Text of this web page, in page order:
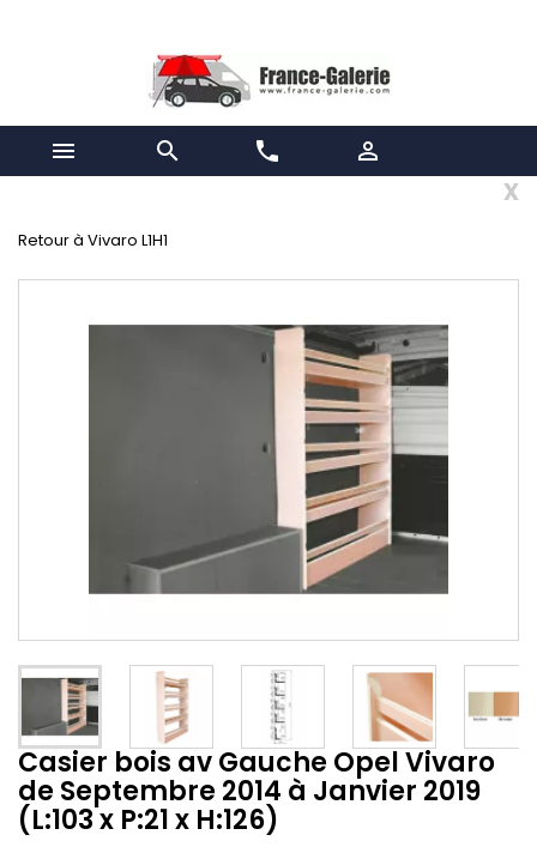
  phone 
x
Retour à Vivaro L1H1
Casier bois av Gauche Opel Vivaro
de Septembre 2014 à Janvier 2019
(L:103 x P:21 x H:126)